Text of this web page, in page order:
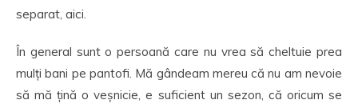
separat, aici.
În general sunt o persoană care nu vrea să cheltuie prea
mulți bani pe pantofi. Mă gândeam mereu că nu am nevoie
să mă țină o veșnicie, e suficient un sezon, că oricum se